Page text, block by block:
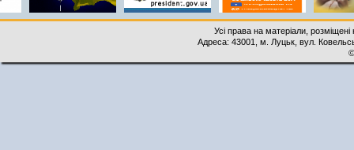
Усі права на матеріали,
Адреса: 43001, м. Луцьк, вул.